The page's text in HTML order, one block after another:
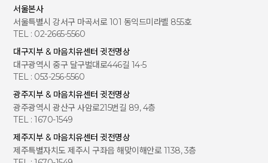
수 없는 불가피한 사정이 있는 경우에는 그러하지 아니합니다.
(3) 시스템 점검 등을 위하여 필요한 경우, 관리자는 이러한 사유
를 미리 회원에게 공지하고 서비스 제공을 일시 중단할 수 있습니
다.
(4) 시스템의 장애로 인하여 서비스가 중단된 경우 관리자는 이를
신속하게 복구한 후 곧바로 이를 회원에게 공지하여야 합니다.
(5) 관리자는 회원이 제시하는 불만이나 시정요구 사항이 타당한
경우, 즉시 이를 시정하여야 합니다.
단, 시정하는데 시간이 소요되는 경우에는 적절한 시정 조치를 위
한 일정과 방법을 해당 회원에게 알려야 합니다.
(6) 관리자는 회원이 원하지 않는 상업광고성 전자메일을 발송하
지 않습니다.
제7조 (회원의 권리)
(1) 회원은 희파사의 서비스를 무료로 자유롭게 이용할 수 있습니
게 제공할 수 있습니다.
제4조(개인정보처리의 위탁)
“희파사”은 개인정보 처리업무 위탁 계약 체결시 「개인
정보 보호법」에 따라 위탁업무 수행 목적 외 개인정보
처리금지, 기술적ㆍ관리적 보호조치, 재위탁 제한, 수탁자
에 대한 관리ㆍ감독, 손해배상 등 책임에 관한 사항을 계
처리하는지를 감독하고 있습니다.
개인정보 처리를 위탁하는 사무는 다음과 같습니다.
위탁업무명
업체명 주소
서울본사
서울특별시 강서구 마곡서로 101 동익드미라벨 855호
TEL : 02-2665-5560
대구지부 & 마음치유센터 귓전명상
대구광역시 중구 달구벌대로446길 14-5
TEL : 053-256-5560
광주지부 & 마음치유센터 귓전명상
광주광역시 광산구 사암로215번길 89, 4층
TEL : 1670-1549
제주지부 & 마음치유센터 귓전명상
제주특별자치도 제주시 구좌읍 해맞이해안로 1138, 3층